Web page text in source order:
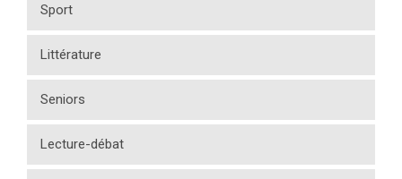
Sport
Littérature
Seniors
Lecture-débat